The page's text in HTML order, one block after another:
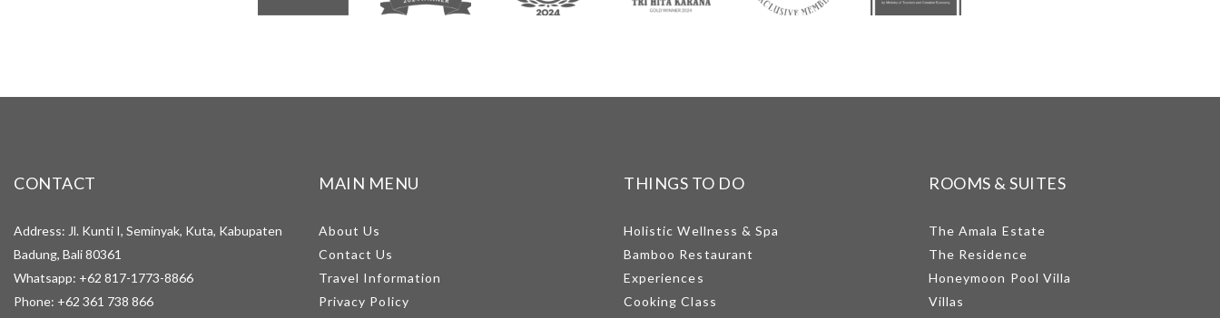
CONTACT
Address: Jl. Kunti I, Seminyak, Kuta, Kabupaten
Badung, Bali 80361
Whatsapp: +62 817-1773-8866
Phone: +62 361 738 866
MAIN MENU
About Us
Contact Us
Travel Information
Privacy Policy
THINGS TO DO
Holistic Wellness & Spa
Bamboo Restaurant
Experiences
Cooking Class
ROOMS & SUITES
The Amala Estate
The Residence
Honeymoon Pool Villa
Villas